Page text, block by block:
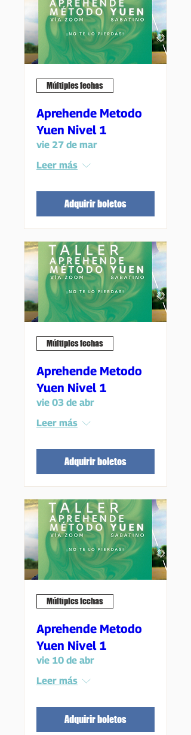
Múltiples fechas
Aprehende Metodo
Yuen Nivel 1
vie 27 de mar
Leer más
Adquirir boletos
Múltiples fechas
Aprehende Metodo
Yuen Nivel 1
vie 03 de abr
Leer más
Adquirir boletos
Múltiples fechas
Aprehende Metodo
Yuen Nivel 1
vie 10 de abr
Leer más
Adquirir boletos